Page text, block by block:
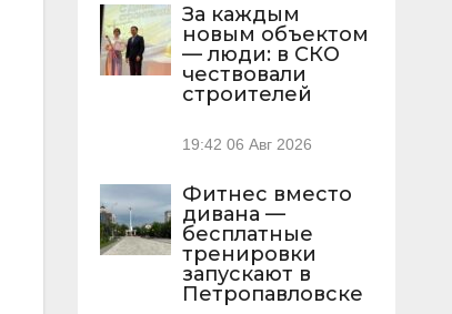
За каждым
новым объектом
— люди: в СКО
чествовали
строителей
19:42 06 Авг 2026
Фитнес вместо
дивана —
бесплатные
тренировки
запускают в
Петропавловске